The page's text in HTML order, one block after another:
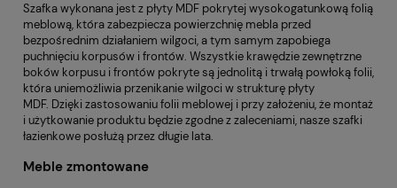
Szafka wykonana jest z płyty MDF pokrytej wysokogatunkową folią
meblową, która zabezpiecza powierzchnię mebla przed
bezpośrednim działaniem wilgoci, a tym samym zapobiega
puchnięciu korpusów i frontów. Wszystkie krawędzie zewnętrzne
boków korpusu i frontów pokryte są jednolitą i trwałą powłoką folii,
która uniemożliwia przenikanie wilgoci w strukturę płyty
MDF. Dzięki zastosowaniu folii meblowej i przy założeniu, że montaż
i użytkowanie produktu będzie zgodne z zaleceniami, nasze szafki
łazienkowe posłużą przez długie lata.
Meble zmontowane